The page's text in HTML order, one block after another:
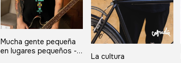
Mucha gente pequeña
en lugares pequeños -
La cultura